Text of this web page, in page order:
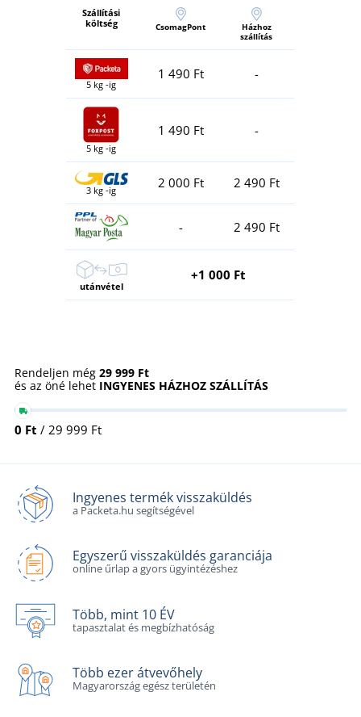
Szállítási
költség
CsomagPont
Házhoz
szállítás
5 kg -ig
1 490 Ft -
5 kg -ig
1 490 Ft -
3 kg -ig 2 000 Ft 2 490 Ft
- 2 490 Ft
utánvétel
+1 000 Ft
Rendeljen még 29 999 Ft
és az öné lehet INGYENES HÁZHOZ SZÁLLÍTÁS
0 Ft / 29 999 Ft
Ingyenes termék visszaküldés
a Packeta.hu segítségével
Egyszerű visszaküldés garanciája
online űrlap a gyors ügyintézéshez
Több, mint 10 ÉV
tapasztalat és megbízhatóság
Több ezer átvevőhely
Magyarország egész területén